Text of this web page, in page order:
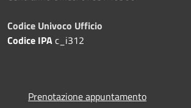
Codice Univoco Ufficio
Codice IPAc_i312
Prenotazione appuntamento